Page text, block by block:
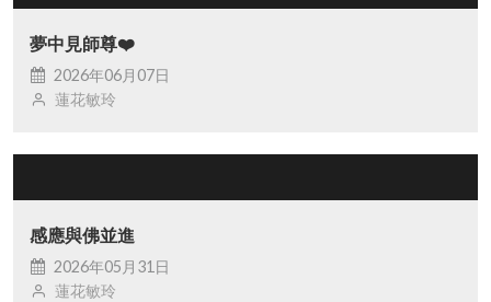
夢中見師尊❤️
2026年06月07日
蓮花敏玲
感應與佛並進
2026年05月31日
蓮花敏玲